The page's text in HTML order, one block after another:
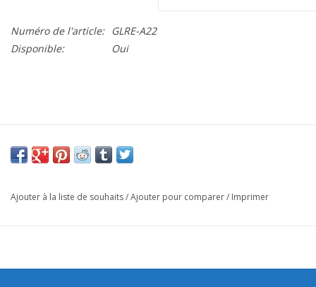
Numéro de l'article:
GLRE-A22
Disponible:
Oui
Ajouter à la liste de souhaits/Ajouter pour comparer/ Imprimer